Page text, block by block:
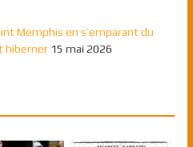
Memphis en s’emparant du
hiberner 15 mai 2026